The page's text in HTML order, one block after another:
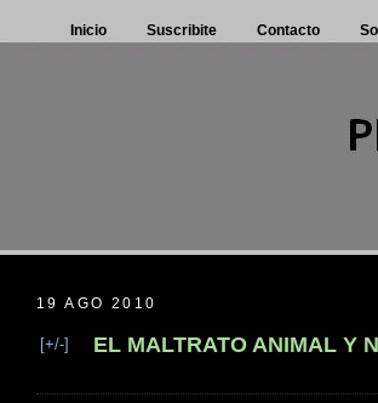
Inicio Suscribite Contacto
19 AGO 2010
[+/-] EL MALTRATO ANIMAL Y